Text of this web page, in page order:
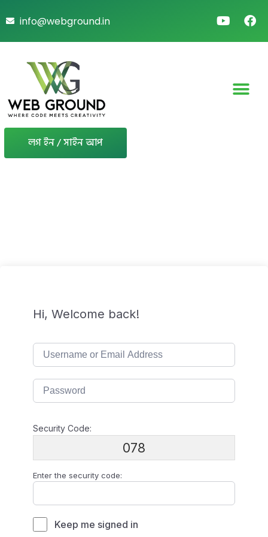
info@webground.in
লগ ইন / সাইন আপ
Hi, Welcome back!
Security Code:
078
Enter the security code:
Keep me signed in